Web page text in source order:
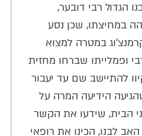
הגדול רבי דובער,
במחיצתו, שכן נסע
במטרה למצוא
ופמלייתו שברחו מחזית
להתיישב שם עד יעבור
הידיעה המרה על
הבית, שידעו את הקשר
לבנו, הכינו את רופאי